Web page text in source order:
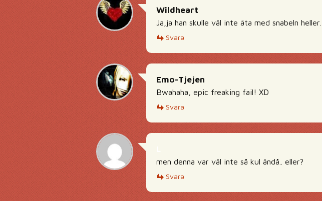
Wildheart
Ja,ja han skulle väl inte äta med snabeln heller…
Svara
Emo-Tjejen
Bwahaha, epic freaking fail! XD
Svara
men denna var väl inte så kul ändå.. eller?
Svara